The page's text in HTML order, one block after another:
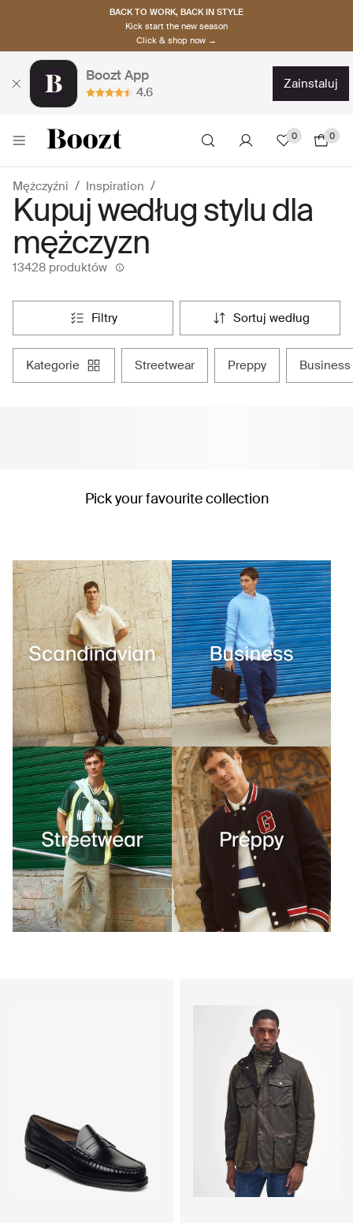
BACK TO WORK, BACK IN STYLE
Kick start the new season
Click & shop now →
Boozt App
4.6
zainstaluj
0 0
Mężczyźni Inspiration
Kupuj według stylu dla
mężczyzn
13428 produktów
filtry sortuj według
kategorie streetwear preppy business
Pick your favourite collection